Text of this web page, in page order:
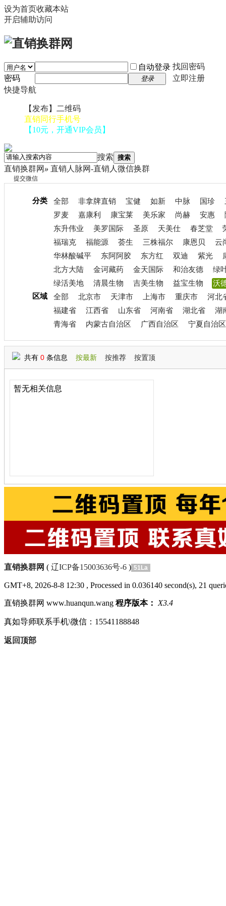
设为首页收藏本站
开启辅助访问
自动登录 找回密码
密码
登录
立即注册
快捷导航
【发布】二维码
直销同行手机号
【10元，开通VIP会员】
搜索 搜索
直销换群网 » 直销人脉网-直销人微信换群
提交微信
分类 全部 非拿牌直销 宝健 如新 中脉 国珍
罗麦
嘉康利 康宝莱 美乐家 尚赫 安惠
东升伟业
美罗国际 圣原 天美仕 春芝堂
福瑞克
福能源 荟生 三株福尔 康恩贝
云
华林酸碱平
东阿阿胶 东方红 双迪 紫光
北方大陆
金诃藏药 金天国际 和治友德
绿
绿活美地
清晨生物 吉美生物 益宝生物
沃
区域
全部 北京市 天津市 上海市 重庆市
河北
福建省
江西省 山东省 河南省 湖北省
湖
青海省
内蒙古自治区 广西自治区 宁夏自治区
共有 0 条信息 按最新 按推荐 按置顶
暂无相关信息
直销换群网 ( 辽ICP备15003636号-6 ) 51La
GMT+8, 2026-8-8 12:30 , Processed in 0.036140 second(s), 21
直销换群网 www.huanqun.wang 程序版本： X3.4
真如导师联系手机\微信：15541188848
返回顶部